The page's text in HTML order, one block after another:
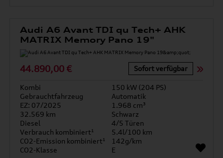
Audi A6 Avant TDI qu Tech+ AHK
MATRIX Memory Pano 19"
44.890,00 € Sofort verfügbar
Kombi
150 kW (204 PS)
Gebrauchtfahrzeug
Automatik
EZ: 07/2025
1.968 cm³
32.569 km
Schwarz
Diesel
4/5 Türen
Verbrauch kombiniert¹
5.4l/100 km
CO2-Emission kombiniert¹
142g/km
CO2-Klasse
E